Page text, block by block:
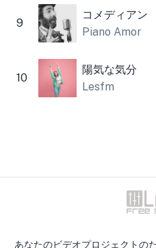
9
コメディアン
Piano Amor
10
陽気な気分
Lesfm
あなたのビデオプロジェクトの